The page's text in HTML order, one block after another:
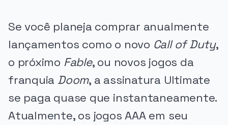
Se você planeja comprar anualmente
lançamentos como o novo Call of Duty,
o próximo Fable, ou novos jogos da
franquia Doom, a assinatura Ultimate
se paga quase que instantaneamente.
Atualmente, os jogos AAA em seu